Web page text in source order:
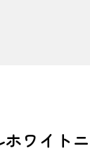
ホワイト